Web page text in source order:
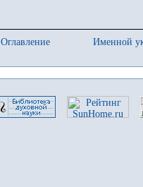
Оглавление
Именной